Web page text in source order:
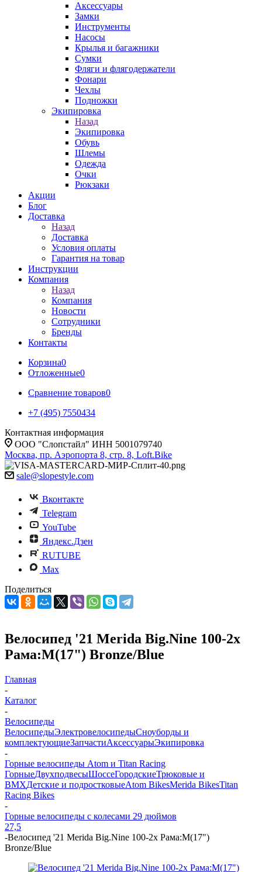
Аксессуары
Замки
Инструменты
Насосы
Крылья и багажники
Сумки
Фляги и флягодержатели
Фонари
Чехлы
Подножки
Экипировка
Назад
Экипировка
Обувь
Шлемы
Одежда
Очки
Рюкзаки
Акции
Блог
Доставка
Назад
Доставка
Условия оплаты
Гарантия на товар
Инструкции
Компания
Назад
Компания
Новости
Сотрудники
Бренды
Контакты
Корзина0
Отложенные0
Сравнение товаров0
+7 (495) 7550434
Контактная информация
ООО "Слопстайл" ИНН 5001079740
Москва, пр. Аэропорта 8, стр. 8, Loft.Bike
sale@slopestyle.com
Вконтакте
Telegram
YouTube
Яндекс.Дзен
RUTUBE
Max
Поделиться
Велосипед '21 Merida Big.Nine 100-2x
Рама:M(17") Bronze/Blue
Главная
-
Каталог
-
Велосипеды
ВелосипедыЭлектровелосипедыCноуборды и
комплектующиеЗапчастиАксессуарыЭкипировка
-
Горные велосипеды Atom и Titan Racing
ГорныеДвухподвесыШоссеГородскиеТрюковые и
BMXДетские и подростковыеAtom BikesMerida BikesTitan
Racing Bikes
-
Горные велосипеды с колесами 29 дюймов
27,5
-Велосипед '21 Merida Big.Nine 100-2x Рама:M(17")
Bronze/Blue